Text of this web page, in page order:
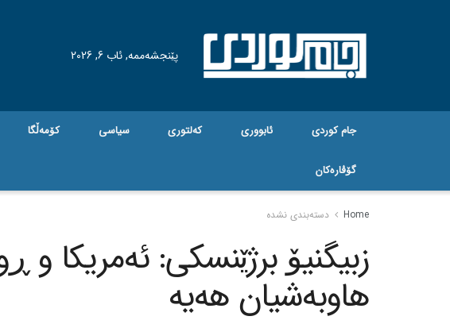
پێنجشەممە, ئاب 6, 2026
جام کوردی ئابووری کەلتوری سیاسی کۆمەڵگا
گۆڤاره‌کان
Home دسته‌بندی نشده
زبیگنیۆ برژێنسکی: ئه‌مریکا و
هاوبه‌شیان هه‌یه‌